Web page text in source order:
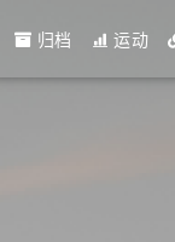
归档 运动